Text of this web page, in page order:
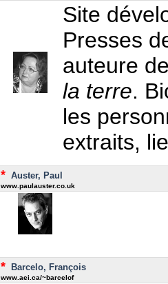
Site
Presses
auteure
la terre.
les
extraits,
* Auster, Paul
www.paulauster.co.uk
* Barcelo, François
www.aei.ca/~barcelof